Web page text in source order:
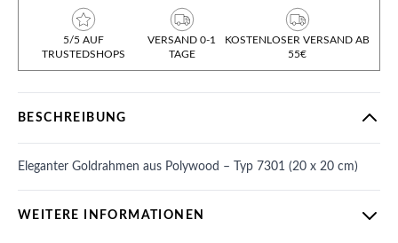
5/5 AUF
TRUSTEDSHOPS
VERSAND 0-1
TAGE
KOSTENLOSER VERSAND AB
55€
BESCHREIBUNG
Eleganter Goldrahmen aus Polywood – Typ 7301 (20 x 20 cm)
WEITERE INFORMATIONEN